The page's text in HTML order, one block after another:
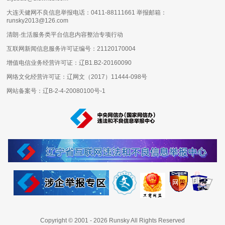
大连天健网不良信息举报电话：0411-88111661 举报邮箱：
runsky2013@126.com
清朗·生活服务类平台信息内容整治专项行动
互联网新闻信息服务许可证编号：21120170004
增值电信业务经营许可证：辽B1.B2-20160090
网络文化经营许可证：辽网文（2017）11444-098号
网站备案号：辽B-2-4-20080100号-1
Copyright © 2001 - 2026 Runsky All Rights Reserved